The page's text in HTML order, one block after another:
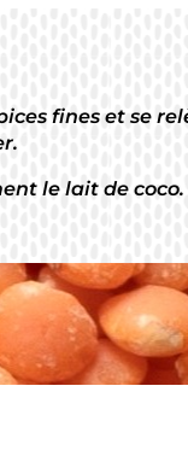
fines et se
le lait de coco.